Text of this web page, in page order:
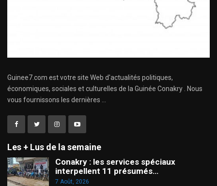
Guinee7.com est votre site Web d'actualités politiques,
économiques, sociales et culturelles de la Guinée Conakry . Nous
vous fournissons les dernières ...
Les + Lus de la semaine
Conakry : les services spéciaux
interpellent 11 présumés…
7 Août, 2026